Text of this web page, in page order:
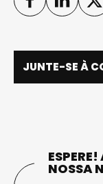
JUNTE-SE À
NOSSA